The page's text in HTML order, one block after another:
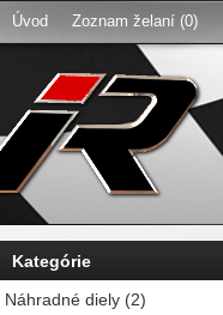
Úvod Zoznam želaní (0)
Kategórie
Náhradné diely (2)